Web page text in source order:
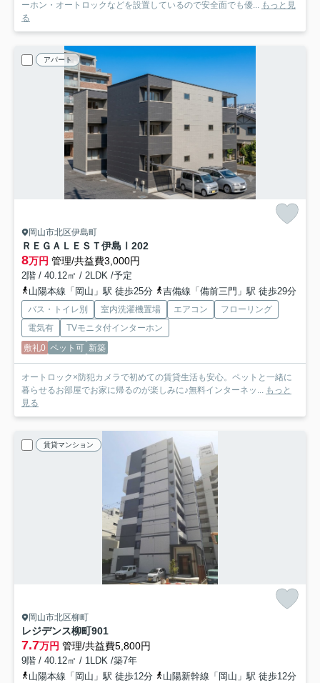
ーホン・オートロックなどを設置しているので安全面でも優... もっと見
る
アパート
岡山市北区伊島町
ＲＥＧＡＬＥＳＴ伊島Ⅰ 202
8万円 管理/共益費3,000円
2階 / 40.12㎡ / 2LDK /予定
山陽本線「岡山」駅 徒歩25分
吉備線「備前三門」駅 徒歩29分
バス・トイレ別 室内洗濯機置場 エアコン
フローリング
電気有
TVモニタ付インターホン
敷礼0 ペット可 新築
オートロック×防犯カメラで初めての賃貸生活も安心。ペットと一緒に
暮らせるお部屋でお家に帰るのが楽しみに♪無料インターネッ... もっと
見る
賃貸マンション
岡山市北区柳町
レジデンス柳町901
7.7万円 管理/共益費5,800円
9階 / 40.12㎡ / 1LDK /築7年
山陽本線「岡山」駅 徒歩12分
山陽新幹線「岡山」駅 徒歩12分